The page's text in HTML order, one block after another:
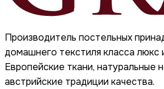
Производитель постельных
домашнего текстиля класса люкс
Европейские ткани, натуральные
австрийские традиции качества.